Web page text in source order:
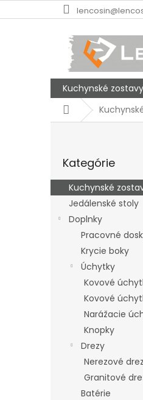
na
Kuchynské zostavy
Domov
ý
p
kategórie
Kategórie
Kuchynské
Jedálenské stoly
Doplnky
Pracovné
Krycie boky
Úchytky
Kovové
Kovové
Narážacie
Knopky
Drezy
Nerezové
Granitové
Batérie